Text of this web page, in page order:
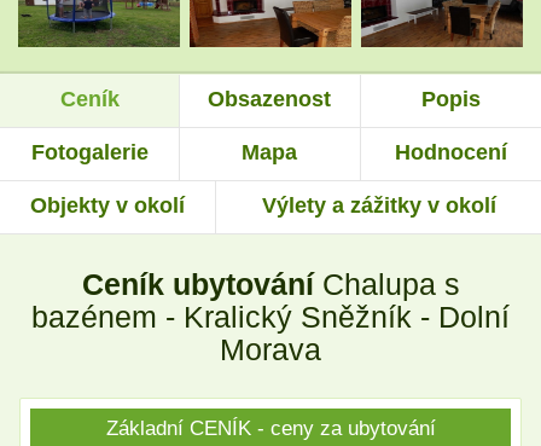
Ceník Obsazenost Popis
Fotogalerie Mapa Hodnocení
Objekty v okolí Výlety a zážitky v okolí
Ceník ubytování Chalupa s
bazénem - Kralický Sněžník - Dolní
Morava
Základní CENÍK - ceny za ubytování